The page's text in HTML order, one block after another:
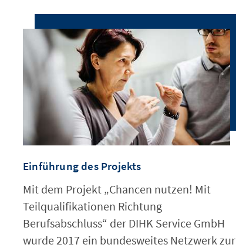
Durch gute Beispiele das TQ-
Angebot bekannt machen
Ausblick neues Projekt
Einführung des Projekts
Mit dem Projekt „Chancen nutzen! Mit
Teilqualifikationen Richtung
Berufsabschluss“ der DIHK Service GmbH
wurde 2017 ein bundesweites Netzwerk zur